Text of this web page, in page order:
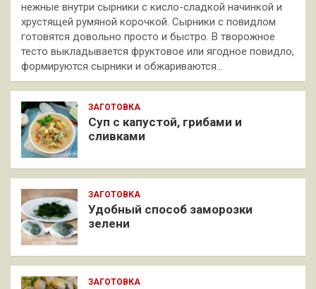
нежные внутри сырники с кисло-сладкой начинкой и
хрустящей румяной корочкой. Сырники с повидлом
готовятся довольно просто и быстро. В творожное
тесто выкладывается фруктовое или ягодное повидло,
формируются сырники и обжариваются…
ЗАГОТОВКА
Суп с капустой, грибами и
сливками
ЗАГОТОВКА
Удобный способ заморозки
зелени
ЗАГОТОВКА